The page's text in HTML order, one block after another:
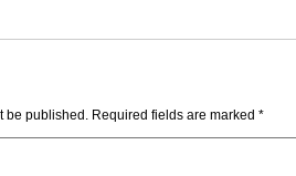
be published. Required fields are marked *